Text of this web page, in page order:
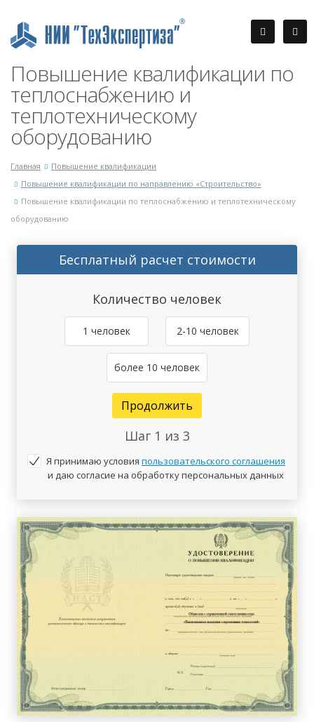
Повышение квалификации по
теплоснабжению и
теплотехническому
оборудованию
Главная
Повышение квалификации
Повышение квалификации по направлению «Строительство»
Повышение квалификации по теплоснабжению и теплотехническому
оборудованию
Бесплатный расчет стоимости
Количество человек
1 человек 2-10 человек
более 10 человек
Продолжить
Шаг 1 из 3
Я принимаю условия пользовательского соглашения
и даю согласие на обработку персональных данных